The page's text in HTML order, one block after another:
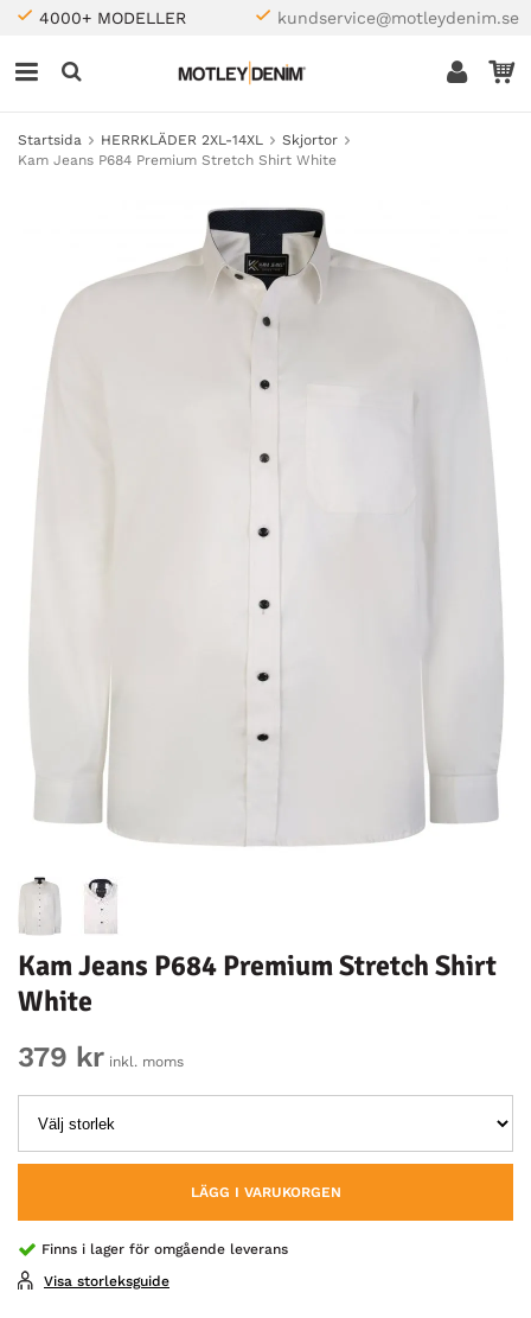
4000+ MODELLER kundservice@motleydenim.se
Startsida HERRKLÄDER 2XL-14XL
Skjortor
Kam Jeans P684 Premium Stretch Shirt White
Kam Jeans P684 Premium Stretch Shirt
White
379 kr inkl. moms
LÄGG I VARUKORGEN
Finns i lager för omgående leverans
Visa storleksguide